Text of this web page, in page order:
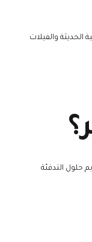
والفيلات
حلول التدفئة